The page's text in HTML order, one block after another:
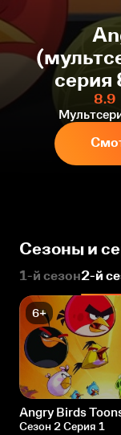
серия
8.9
Сезоны и
1-й сезон2-й
6+
Angry Birds
Сезон 2 Серия 1